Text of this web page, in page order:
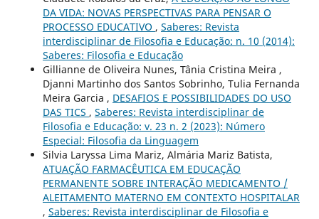
DA VIDA: NOVAS PERSPECTIVAS PARA PENSAR O
PROCESSO EDUCATIVO , Saberes: Revista
interdisciplinar de Filosofia e Educação: n. 10 (2014):
Saberes: Filosofia e Educação
Gillianne de Oliveira Nunes, Tânia Cristina Meira ,
Djanni Martinho dos Santos Sobrinho, Tulia Fernanda
Meira Garcia , DESAFIOS E POSSIBILIDADES DO USO
DAS TICS , Saberes: Revista interdisciplinar de
Filosofia e Educação: v. 23 n. 2 (2023): Número
Especial: Filosofia da Linguagem
Silvia Laryssa Lima Mariz, Almária Mariz Batista,
ATUAÇÃO FARMACÊUTICA EM EDUCAÇÃO
PERMANENTE SOBRE INTERAÇÃO MEDICAMENTO /
ALEITAMENTO MATERNO EM CONTEXTO HOSPITALAR
, Saberes: Revista interdisciplinar de Filosofia e